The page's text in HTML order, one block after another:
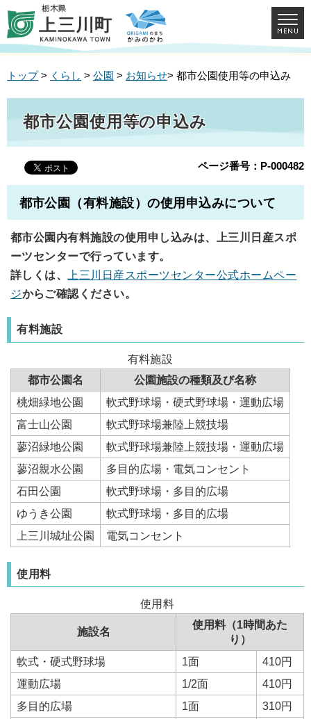
トップ> くらし > 公園 > お知らせ> 都市公園使用等の申込み
都市公園使用等の申込み
ページ番号：P-000482
都市公園（有料施設）の使用申込みについて
都市公園内有料施設の使用申し込みは、上三川日産スポ
ーツセンターで行っています。
詳しくは、
上三川日産スポーツセンター公式ホームペー
ジからご確認ください。
有料施設
有料施設
都市公園名
公園施設の種類及び名称
桃畑緑地公園
軟式野球場・硬式野球場・運動広場
富士山公園
軟式野球場兼陸上競技場
蓼沼緑地公園
軟式野球場兼陸上競技場・運動広場
蓼沼親水公園
多目的広場・電気コンセント
石田公園
軟式野球場・多目的広場
ゆうき公園
軟式野球場・多目的広場
上三川城址公園
電気コンセント
使用料
使用料
施設名
使用料（1時間あた
り）
軟式・硬式野球場
1面
410円
運動広場
1/2面
410円
多目的広場
1面
310円